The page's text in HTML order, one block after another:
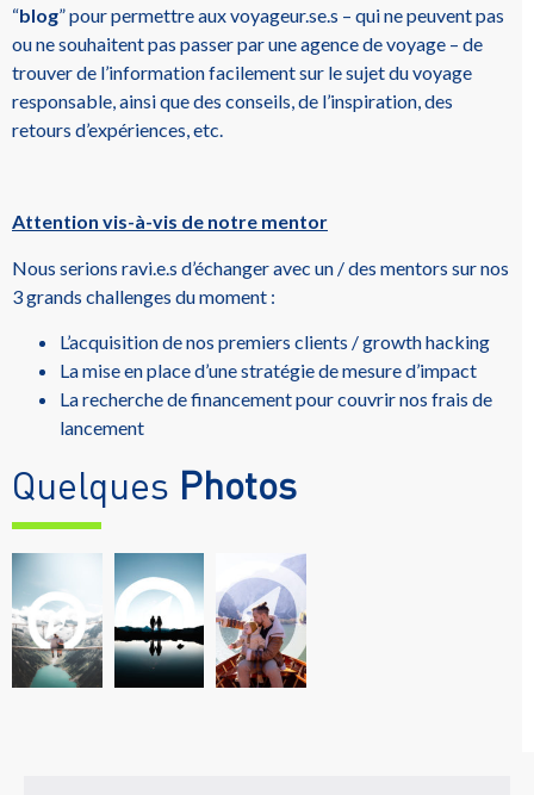
“blog” pour permettre aux voyageur.se.s – qui ne peuvent pas
ou ne souhaitent pas passer par une agence de voyage – de
trouver de l’information facilement sur le sujet du voyage
responsable, ainsi que des conseils, de l’inspiration, des
retours d’expériences, etc.
Attention vis-à-vis de notre mentor
Nous serions ravi.e.s d’échanger avec un / des mentors sur nos
3 grands challenges du moment :
L’acquisition de nos premiers clients / growth hacking
La mise en place d’une stratégie de mesure d’impact
La recherche de financement pour couvrir nos frais de
lancement
Quelques Photos